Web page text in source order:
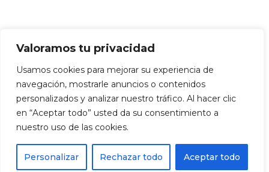
Valoramos tu privacidad
Usamos cookies para mejorar su experiencia de
navegación, mostrarle anuncios o contenidos
personalizados y analizar nuestro tráfico. Al hacer clic
en “Aceptar todo” usted da su consentimiento a
nuestro uso de las cookies.
Personalizar Rechazar todo Aceptar todo